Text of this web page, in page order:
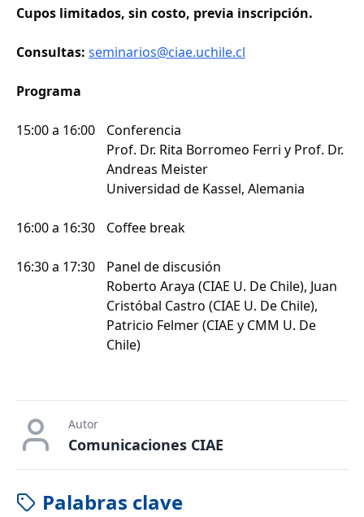
Cupos limitados, sin costo, previa inscripción.
Consultas: seminarios@ciae.uchile.cl
Programa
15:00 a 16:00
Conferencia
Prof. Dr. Rita Borromeo Ferri y Prof. Dr.
Andreas Meister
Universidad de Kassel, Alemania
16:00 a 16:30 Coffee break
16:30 a 17:30
Panel de discusión
Roberto Araya (CIAE U. De Chile), Juan
Cristóbal Castro (CIAE U. De Chile),
Patricio Felmer (CIAE y CMM U. De
Chile)
Autor
Comunicaciones CIAE
Palabras clave